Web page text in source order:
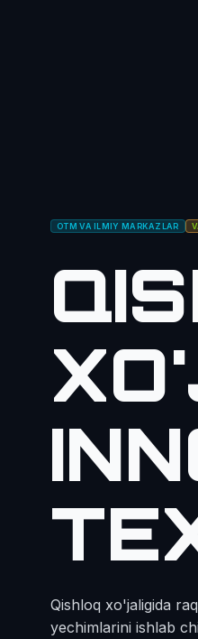
OTM VA ILMIY MARKAZLAR
Qishloq xo'jaligida
yechimlarini ishlab